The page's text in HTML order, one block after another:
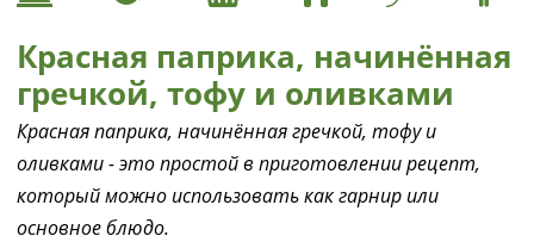
Красная паприка, начинённая
гречкой, тофу и оливками
Красная паприка, начинённая гречкой, тофу и
оливками - это простой в приготовлении рецепт,
который можно использовать как гарнир или
основное блюдо.